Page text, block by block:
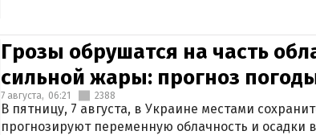
Грозы обрушатся на часть
сильной жары: прогноз
7 августа, 06:21 2388
В пятницу, 7 августа, в Украине местами
прогнозируют переменную облачность и осадки